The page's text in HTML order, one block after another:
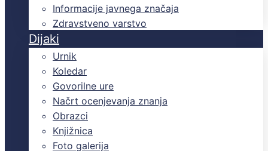
Informacije javnega značaja
Zdravstveno varstvo
Dijaki
Urnik
Koledar
Govorilne ure
Načrt ocenjevanja znanja
Obrazci
Knjižnica
Foto galerija